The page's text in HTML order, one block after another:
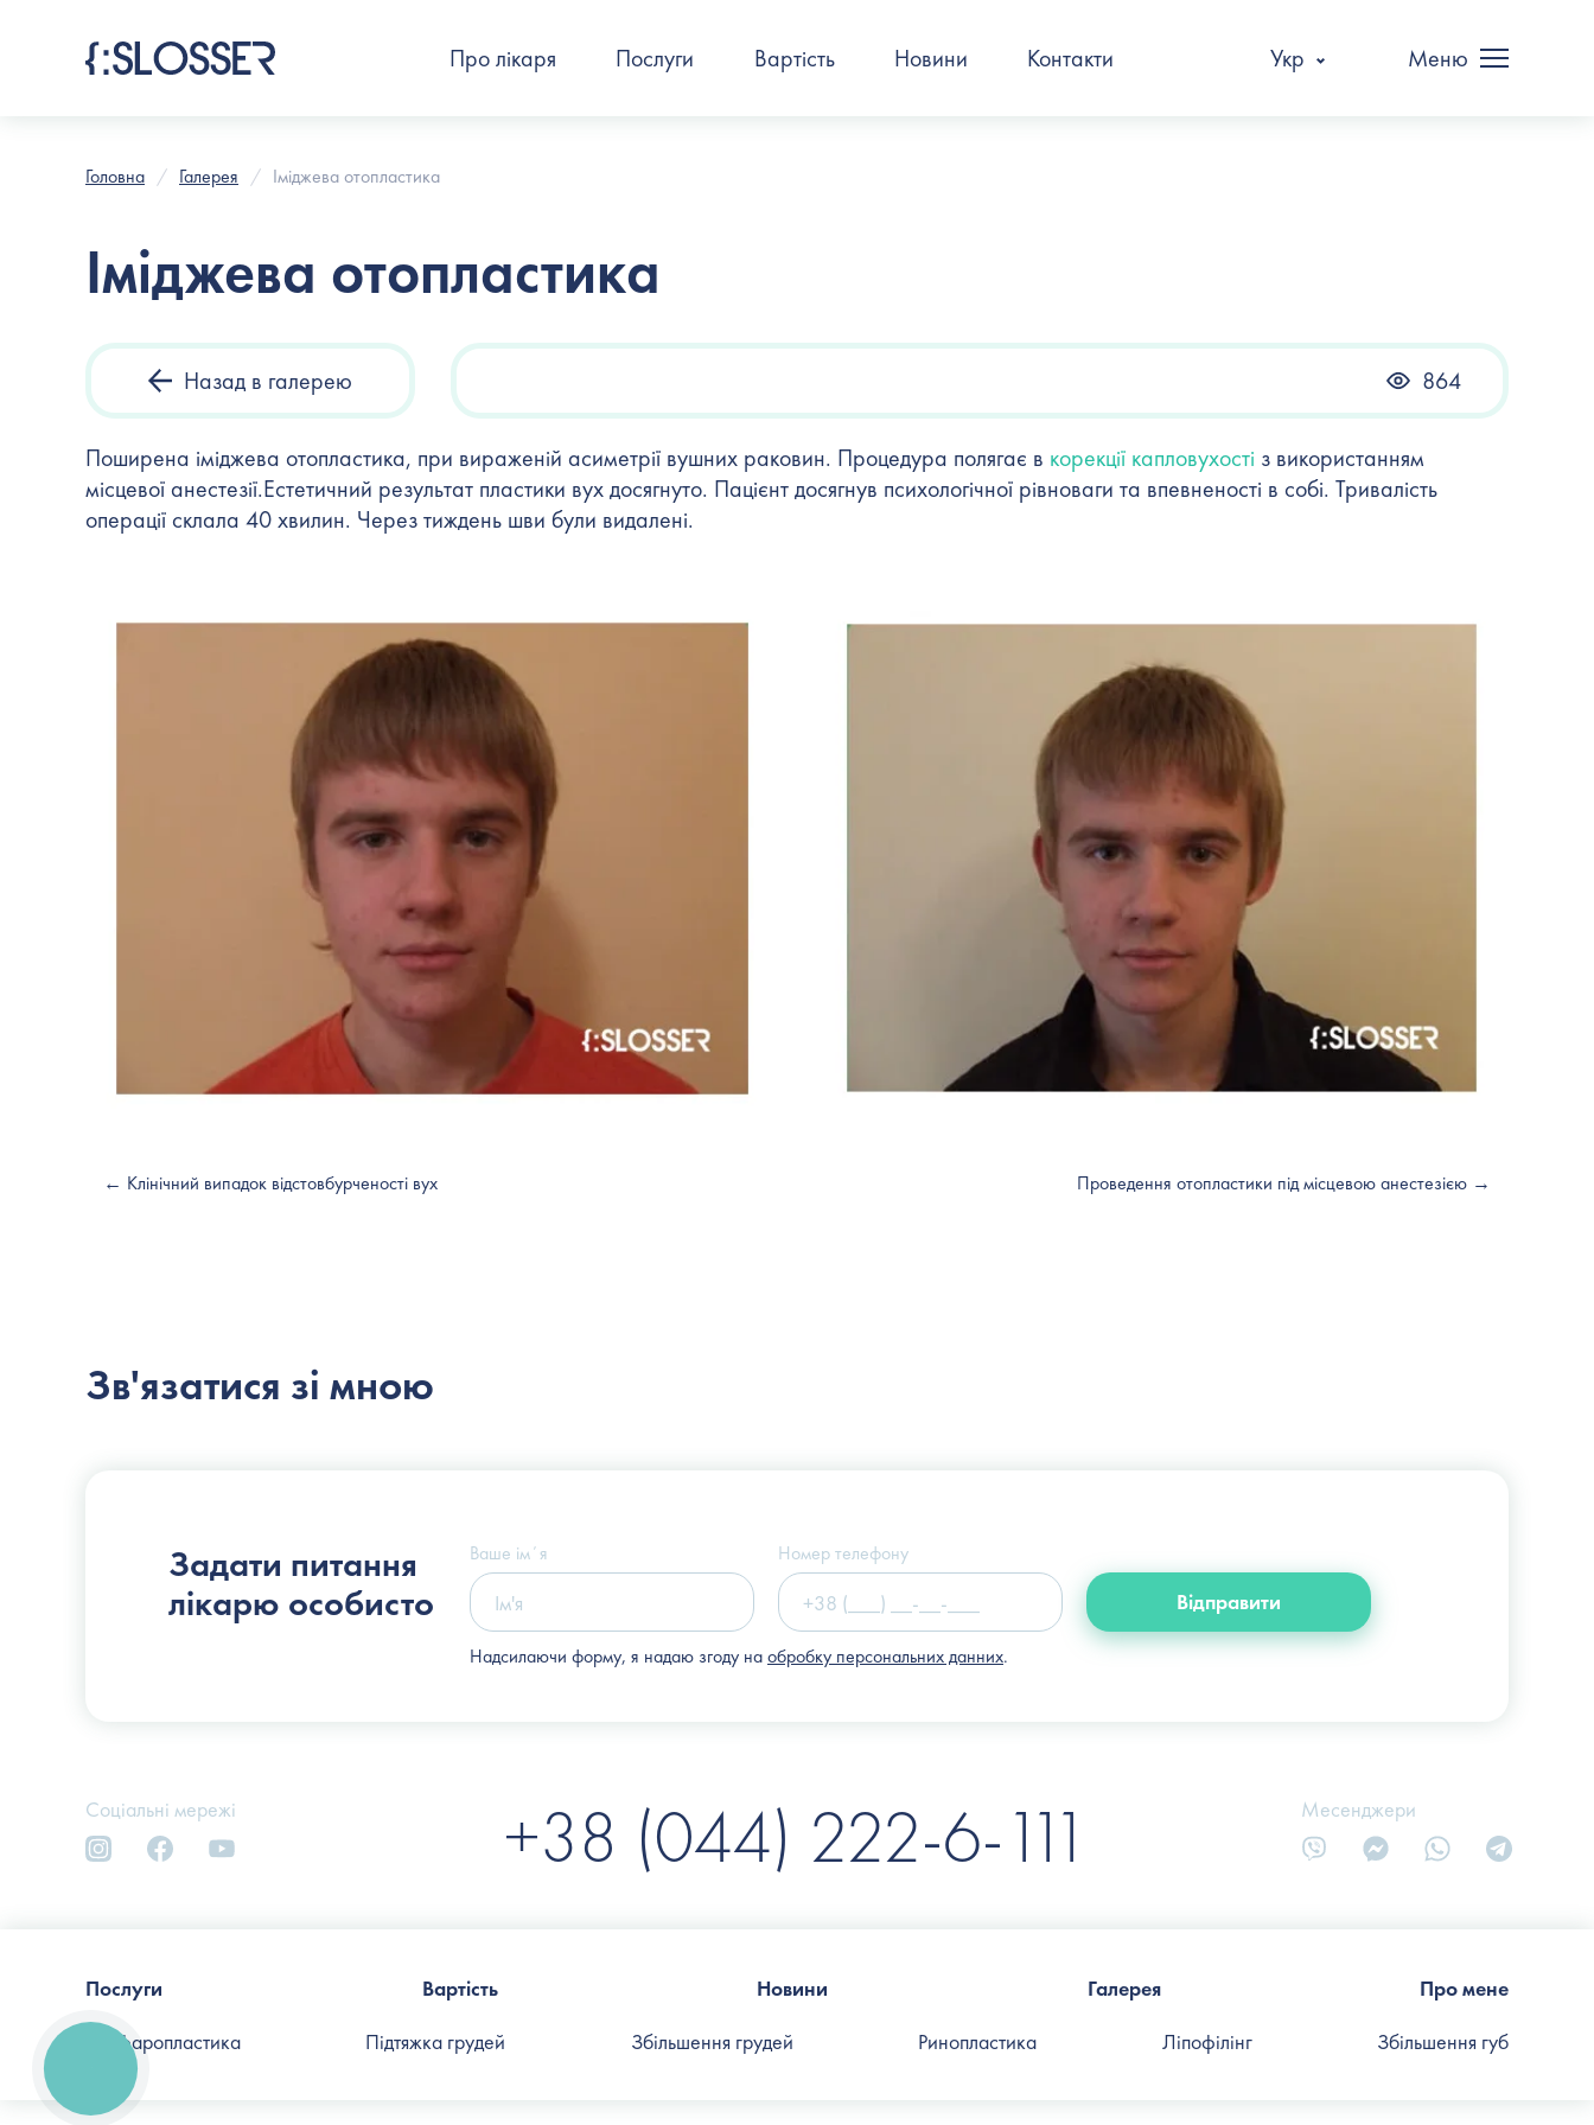
Про лікаря Послуги Вартість Новини Контакти Укр Меню
Головна Галерея Іміджева отопластика
Іміджева отопластика
Назад в галерею 864
Поширена іміджева отопластика, при вираженій асиметрії вушних раковин. Процедура полягає в корекції капловухості з використанням
місцевої анестезії.Естетичний результат пластики вух досягнуто. Пацієнт досягнув психологічної рівноваги та впевненості в собі. Тривалість
операції склала 40 хвилин. Через тиждень шви були видалені.
← Клінічний випадок відстовбурченості вух Проведення отопластики під місцевою анестезією →
Зв'язатися зі мною
info@slosser.com.ua
Задати питання
лікарю особисто
Ваше імʼя Номер телефону
Відправити
Надсилаючи форму, я надаю згоду наобробку персональних данних.
Соціальні мережі +38 (044) 222-6-111 Месенджери
Послуги Вартість Новини Галерея
Про мене
Блефаропластика
Підтяжка грудей Збільшення грудей Ринопластика Ліпофілінг Збільшення губ